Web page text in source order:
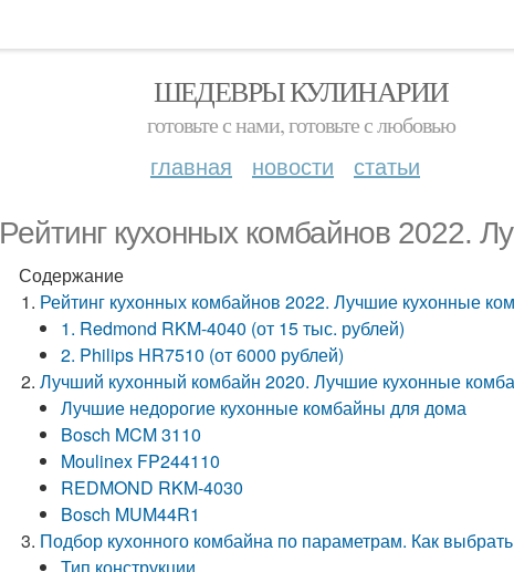
ШЕДЕВРЫ КУЛИНАРИИ
готовьте с нами, готовьте с любовью
главная новости статьи
Рейтинг кухонных комбайнов 2022.
Содержание
Рейтинг кухонных комбайнов 2022. Лучшие кухонные
1. Redmond RKM-4040 (от 15 тыс. рублей)
2. Philips HR7510 (от 6000 рублей)
Лучший кухонный комбайн 2020. Лучшие кухонные
Лучшие недорогие кухонные комбайны для дома
Bosch MCM 3110
Moulinex FP244110
REDMOND RKM-4030
Bosch MUM44R1
Подбор кухонного комбайна по параметрам. Как